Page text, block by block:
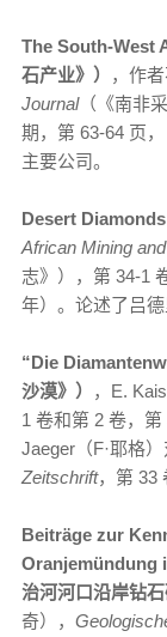
The South-West
石产业》）
，作者
Journal（《南非
期，第 63-64 页
主要公司。
Desert Diamonds
African Mining
志》），第 34-1
年）。论述了吕德
“Die
沙漠》）
，E.
1 卷和第 2 卷，
Jaeger（F·耶格
Zeitschrift，第 33
Beiträge zur
Oranjemündung
治河河口沿岸钻石
奇），